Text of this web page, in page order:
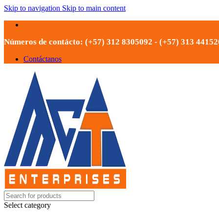
Skip to navigation Skip to main content
Números de contácto: (+57) 312 8305092 - (+57) 313
Contáctanos
Select category